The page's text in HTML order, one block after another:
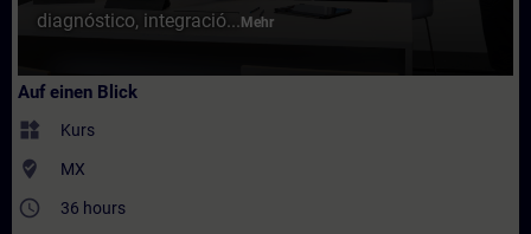
diagnóstico, integració... Mehr
Auf einen Blick
widgets Kurs
where_to_vote MX
access_time 36 hours